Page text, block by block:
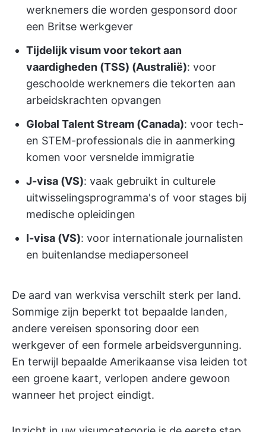
werknemers die worden gesponsord door
een Britse werkgever
Tijdelijk visum voor tekort aan
vaardigheden (TSS) (Australië): voor
geschoolde werknemers die tekorten aan
arbeidskrachten opvangen
Global Talent Stream (Canada): voor tech-
en STEM-professionals die in aanmerking
komen voor versnelde immigratie
J-visa (VS): vaak gebruikt in culturele
uitwisselingsprogramma's of voor stages bij
medische opleidingen
I-visa (VS): voor internationale journalisten
en buitenlandse mediapersoneel
De aard van werkvisa verschilt sterk per land.
Sommige zijn beperkt tot bepaalde landen,
andere vereisen sponsoring door een
werkgever of een formele arbeidsvergunning.
En terwijl bepaalde Amerikaanse visa leiden tot
een groene kaart, verlopen andere gewoon
wanneer het project eindigt.